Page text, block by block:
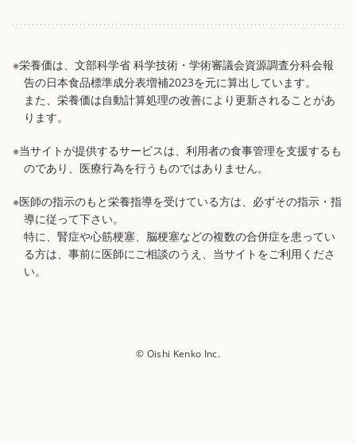
※栄養価は、文部科学省 科学技術・学術審議会資源調査分科会報
告の日本食品標準成分表増補2023を元に算出しています。
また、栄養価は自動計算処理の改善により更新されることがあ
ります。
※当サイトが提供するサービスは、利用者の食事管理を支援するも
のであり、医療行為を行うものではありません。
※医師の指示のもと栄養指導を受けている方は、必ずその指示・指
導に従って下さい。
特に、腎症や心筋梗塞、脳梗塞などの複数の合併症を患ってい
る方は、事前に医師にご相談のうえ、当サイトをご利用くださ
い。
© Oishi Kenko Inc.